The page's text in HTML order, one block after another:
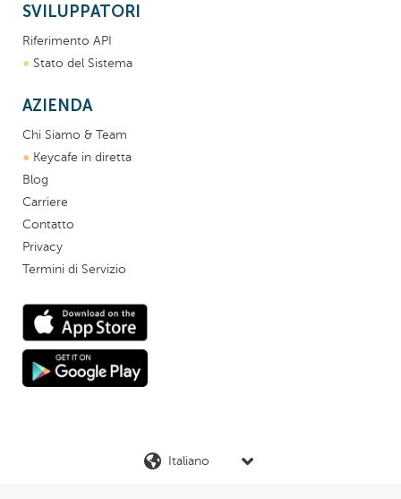
SVILUPPATORI
Riferimento API
● Stato del Sistema
AZIENDA
Chi Siamo & Team
● Keycafe in diretta
Blog
Carriere
Contatto
Privacy
Termini di Servizio
Lingua